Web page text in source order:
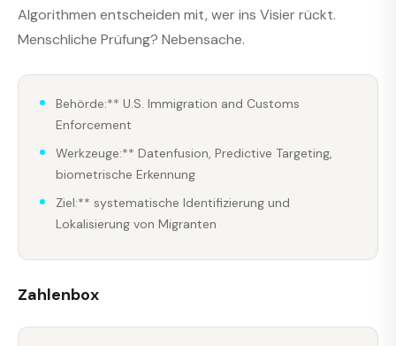
Algorithmen entscheiden mit, wer ins Visier rückt.
Menschliche Prüfung? Nebensache.
Behörde:** U.S. Immigration and Customs
Enforcement
Werkzeuge:** Datenfusion, Predictive Targeting,
biometrische Erkennung
Ziel:** systematische Identifizierung und
Lokalisierung von Migranten
Zahlenbox